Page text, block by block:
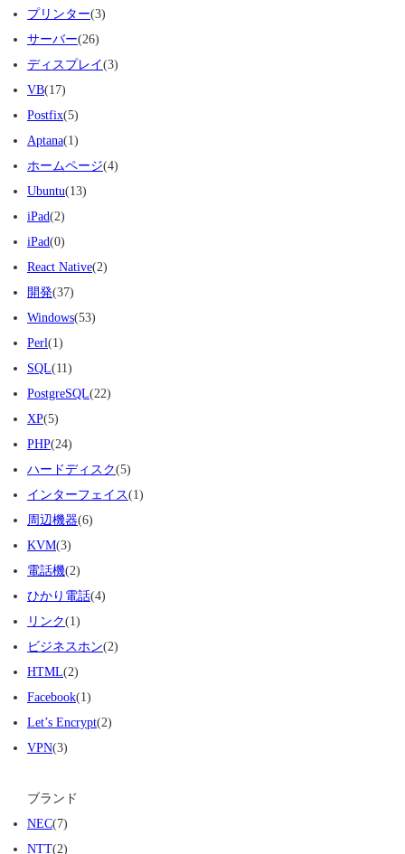
プリンター(3)
サーバー(26)
ディスプレイ(3)
VB(17)
Postfix(5)
Aptana(1)
ホームページ(4)
Ubuntu(13)
iPad(2)
iPad(0)
React Native(2)
開発(37)
Windows(53)
Perl(1)
SQL(11)
PostgreSQL(22)
XP(5)
PHP(24)
ハードディスク(5)
インターフェイス(1)
周辺機器(6)
KVM(3)
電話機(2)
ひかり電話(4)
リンク(1)
ビジネスホン(2)
HTML(2)
Facebook(1)
Let’s Encrypt(2)
VPN(3)
ブランド
NEC(7)
NTT(2)